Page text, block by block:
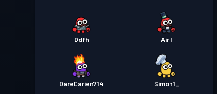
Ddfh Airil
DareDarien714 Simon1_